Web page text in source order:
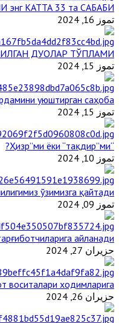
КАТТА 33 та САБАБИ
تموز 16, 2024
ДУОЛАР ТЎПЛАМИ
تموز 15, 2024
уюштирган саҳоба
تموز 15, 2024
“Ҳизр”ми ёки “тақдир”ми?
تموز 10, 2024
ўзимизга қайтади
تموز 09, 2024
айланади
حزيران 27, 2024
воситалари ходимларига
حزيران 26, 2024